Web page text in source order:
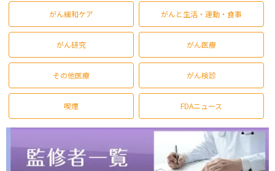
がん緩和ケア がんと生活・運動・食事
がん研究 がん医療
その他医療 がん検診
喫煙 FDAニュース